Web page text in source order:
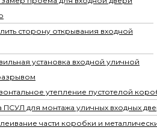
сторону открывания входной
установка входной уличной
утепление пустотелой
ПСУЛ для монтажа уличных входных
части коробки и